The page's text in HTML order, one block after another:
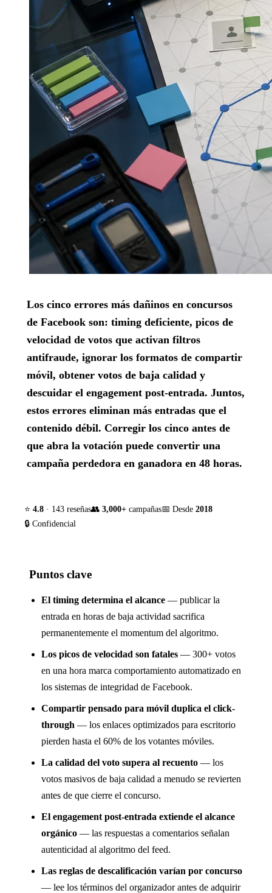
Los cinco errores más dañinos en concursos
de Facebook son: timing deficiente, picos de
velocidad de votos que activan filtros
antifraude, ignorar los formatos de compartir
móvil, obtener votos de baja calidad y
descuidar el engagement post-entrada. Juntos,
estos errores eliminan más entradas que el
contenido débil. Corregir los cinco antes de
que abra la votación puede convertir una
campaña perdedora en ganadora en 48 horas.
⭐ 4.8 · 143 reseñas👥 3,000+ campañas📅 Desde 2018
🔒 Confidencial
Puntos clave
El timing determina el alcance — publicar la
entrada en horas de baja actividad sacrifica
permanentemente el momentum del algoritmo.
Los picos de velocidad son fatales — 300+ votos
en una hora marca comportamiento automatizado en
los sistemas de integridad de Facebook.
Compartir pensado para móvil duplica el click-
through — los enlaces optimizados para escritorio
pierden hasta el 60% de los votantes móviles.
La calidad del voto supera al recuento — los
votos masivos de baja calidad a menudo se revierten
antes de que cierre el concurso.
El engagement post-entrada extiende el alcance
orgánico — las respuestas a comentarios señalan
autenticidad al algoritmo del feed.
Las reglas de descalificación varían por concurso
— lee los términos del organizador antes de adquirir